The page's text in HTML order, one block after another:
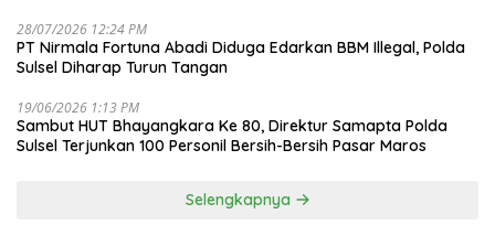
28/07/2026 12:24 PM
PT Nirmala Fortuna Abadi Diduga Edarkan BBM Illegal, Polda
Sulsel Diharap Turun Tangan
19/06/2026 1:13 PM
Sambut HUT Bhayangkara Ke 80, Direktur Samapta Polda
Sulsel Terjunkan 100 Personil Bersih-Bersih Pasar Maros
Selengkapnya